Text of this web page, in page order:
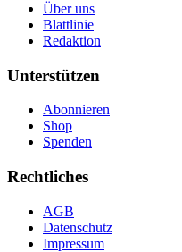
Über uns
Blattlinie
Redaktion
Unterstützen
Abonnieren
Shop
Spenden
Rechtliches
AGB
Datenschutz
Impressum